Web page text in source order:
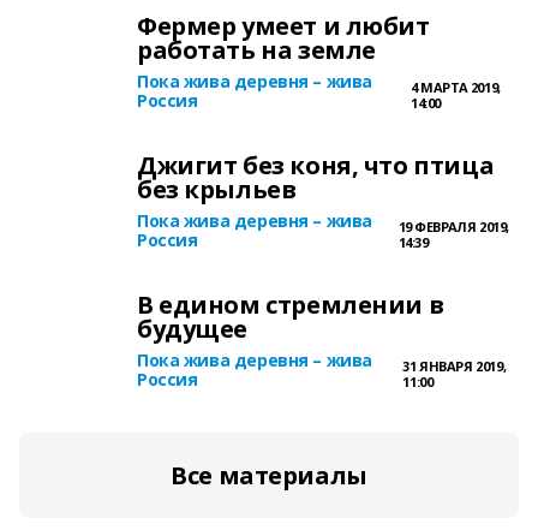
Фермер умеет и любит
работать на земле
Пока жива деревня – жива
Россия
4 МАРТА 2019,
14:00
Джигит без коня, что птица
без крыльев
Пока жива деревня – жива
Россия
19 ФЕВРАЛЯ 2019,
14:39
В едином стремлении в
будущее
Пока жива деревня – жива
Россия
31 ЯНВАРЯ 2019,
11:00
Все материалы